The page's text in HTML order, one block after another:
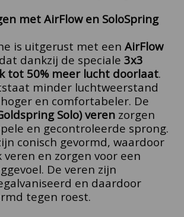
met AirFlow en SoloSpring
is uitgerust met een AirFlow
dankzij de speciale 3x3
tot 50% meer lucht doorlaat.
minder luchtweerstand
en comfortabeler. De
Solo) veren zorgen
en gecontroleerde sprong.
conisch gevormd, waardoor
veren en zorgen voor een
De veren zijn
en daardoor
tegen roest.